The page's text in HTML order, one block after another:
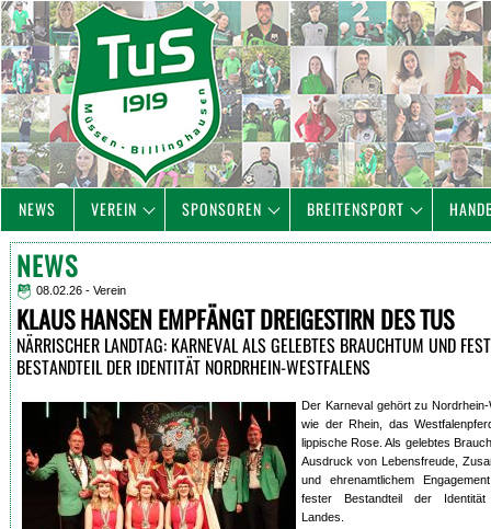
NEWS VEREIN SPONSOREN BREITENSPORT
NEWS
08.02.26 - Verein
KLAUS HANSEN EMPFÄNGT DREIGESTIRN DES TUS
NÄRRISCHER LANDTAG: KARNEVAL ALS GELEBTES BRAUCHTUM UND
BESTANDTEIL DER IDENTITÄT NORDRHEIN-WESTFALENS
Der Karneval gehört zu Nordrhein-
wie der Rhein, das
lippische Rose. Als gelebtes
Ausdruck von Lebensfreude,
und ehrenamtlichem
fester Bestandteil der Identität
Landes.